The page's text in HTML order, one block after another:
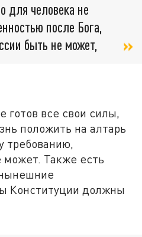
для человека не
после Бога,
быть не может,
готов все свои силы,
положить на алтарь
требованию,
Также есть
Конституции должны